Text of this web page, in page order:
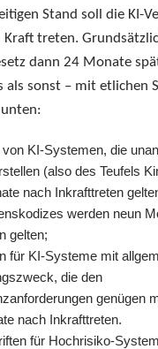
Stand soll die KI-
Kraft treten.
dann 24 Monate
als sonst – mit etlichen
KI-Systemen, die
(also des Teufels
nach Inkrafttreten
werden neun
gelten;
für KI-Systeme mit
die den
genügen
nach Inkrafttreten.
für Hochrisiko-